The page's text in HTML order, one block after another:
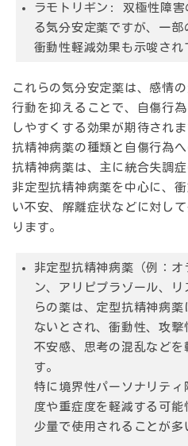
ラモトリギン:
双極性障害
る気分安定薬ですが、一
衝動性軽減効果も示唆され
これらの気分安定薬は、感情
行動を抑えることで、自傷行
しやすくする効果が期待されま
抗精神病薬の種類と自傷行為
抗精神病薬は、主に統合失調
非定型抗精神病薬を中心に、
い不安、解離症状などに対し
ります。
非定型抗精神病薬（例：
ン、アリピプラゾール、
らの薬は、定型抗精神病
ないとされ、衝動性、攻
不安感、思考の混乱など
す。
特に境界性パーソナリテ
度や重症度を軽減する可能
少量で使用されることが多